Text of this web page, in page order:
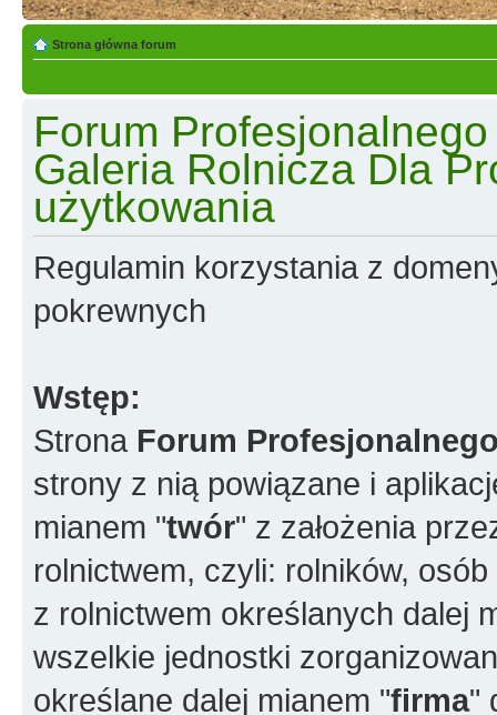
Strona główna forum
Forum
Galeria Rolnicza Dla
użytkowania
Regulamin korzystania z
pokrewnych
Wstęp:
Strona Forum
strony z nią powiązane i
mianem "twór" z założenia
rolnictwem, czyli: rolników,
z rolnictwem określanych dalej
wszelkie jednostki
określane dalej mianem "firma"